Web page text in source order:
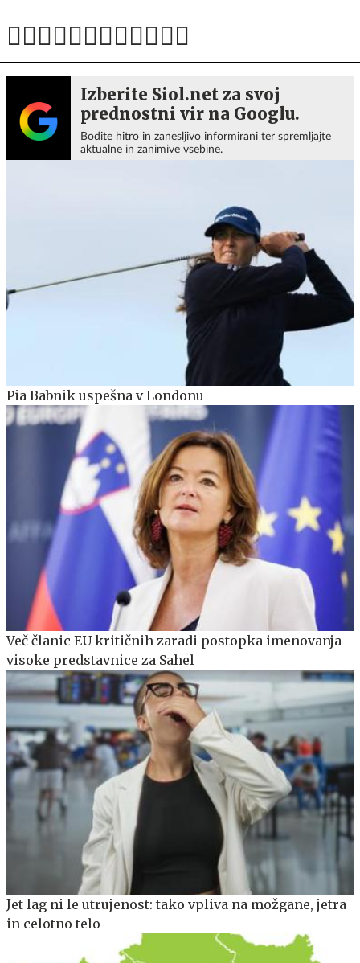
Izberite Siol.net za svoj
prednostni vir na Googlu.
Bodite hitro in zanesljivo informirani ter spremljajte
aktualne in zanimive vsebine.
Pia Babnik uspešna v Londonu
Več članic EU kritičnih zaradi postopka imenovanja
visoke predstavnice za Sahel
Jet lag ni le utrujenost: tako vpliva na možgane, jetra
in celotno telo